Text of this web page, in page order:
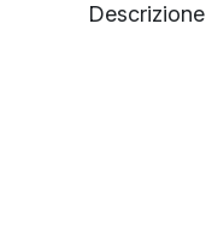
Descrizione